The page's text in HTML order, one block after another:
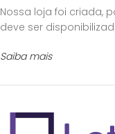
Nossa loja foi criada,
deve ser
Saiba mais